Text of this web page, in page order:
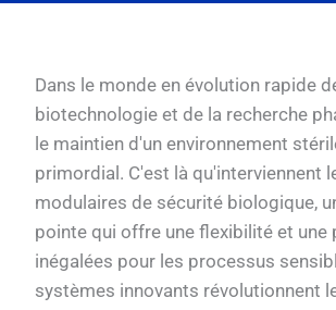
Dans le monde en évolution rapide
biotechnologie et de la recherche
le maintien d'un environnement
primordial. C'est là qu'interviennent
modulaires de sécurité biologique,
pointe qui offre une flexibilité et une
inégalées pour les processus
systèmes innovants révolutionnent